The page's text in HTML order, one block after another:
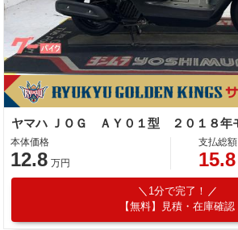
本体価格
12.8 万円
支払総額
15.8
1分で完了！
【無料】見積・在庫確認